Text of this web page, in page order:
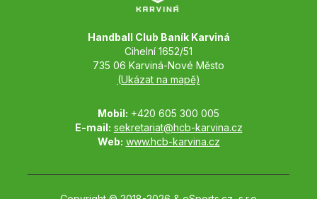
Handball Club Baník Karviná
Cihelní 1652/51
735 06 Karviná-Nové Město
(Ukázat na mapě)
Mobil: +420 605 300 005
E-mail: sekretariat@hcb-karvina.cz
Web: www.hcb-karvina.cz